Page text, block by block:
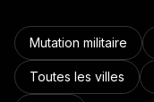
Mutation militaire
Toutes les villes